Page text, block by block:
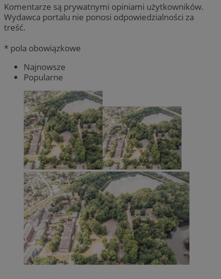
Komentarze są prywatnymi opiniami użytkowników.
Wydawca portalu nie ponosi odpowiedzialności za
treść.
* pola obowiązkowe
Najnowsze
Popularne